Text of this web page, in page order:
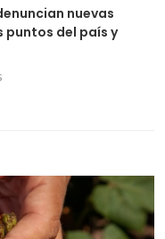
nuevas
del país y